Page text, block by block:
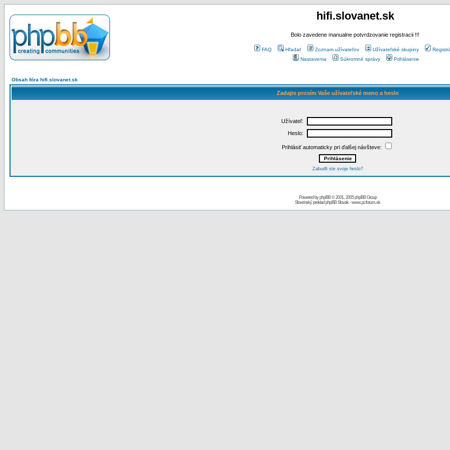
hifi.slovanet.sk
Bolo zavedene manualne potvrdzovanie registracii !!!
FAQ Hľadať Zoznam užívateľov Užívateľské skupiny
Nastavenia
Súkromné správy Prihlásenie
Obsah fóra hifi.slovanet.sk
Zadajte prosím Vaše užívateľské meno a heslo
Užívateľ:
Heslo:
Prihlásiť automaticky pri ďalšej návšteve:
Zabudli ste svoje heslo?
Powered byphpBB© 2001, 2005 phpBB Group
Slovenský preklad phpBB Slovak-www.pcforum.sk